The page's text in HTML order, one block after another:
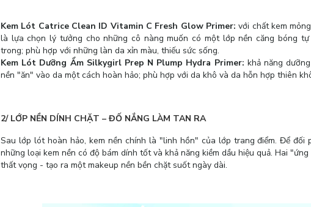
Kem Lót Catrice Clean ID Vitamin C Fresh Glow Primer: với chất kem
là lựa chọn lý tưởng cho những cô nàng muốn có một lớp nền căng bóng
trong; phù hợp với những làn da xỉn màu, thiếu sức sống.
Kem Lót Dưỡng Ẩm Silkygirl Prep N Plump Hydra Primer: khả năng
nền "ăn" vào da một cách hoàn hảo; phù hợp với da khô và da hỗn hợp thiên
2/ LỚP NỀN DÍNH CHẶT – ĐỐ NẮNG LÀM TAN RA
Sau lớp lót hoàn hảo, kem nền chính là "linh hồn" của lớp trang điểm. Để đối
những loại kem nền có độ bám dính tốt và khả năng kiềm dầu hiệu quả. Hai
thất vọng - tạo ra một makeup nền bền chặt suốt ngày dài.